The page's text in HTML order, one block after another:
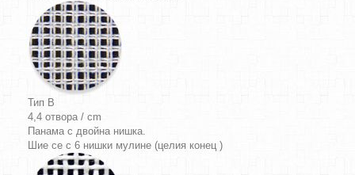
Тип B
4,4 отвора / cm
Панама с двойна нишка.
Шие се с 6 нишки мулине (целия конец )